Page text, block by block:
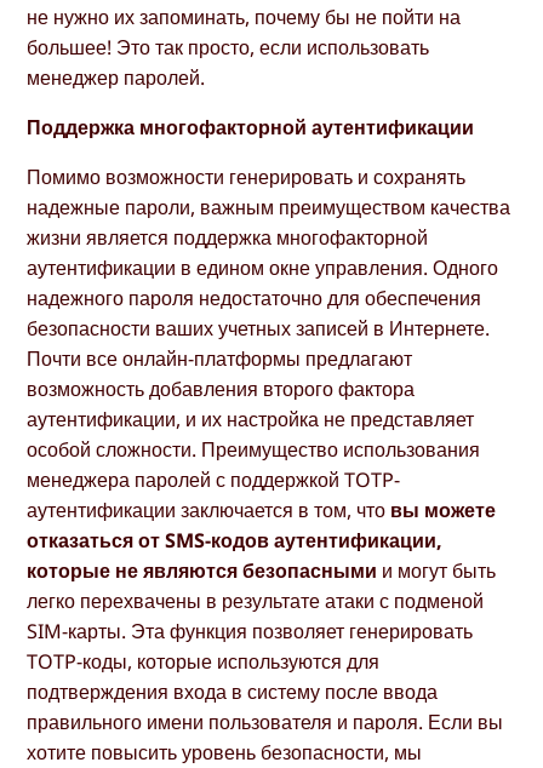
не нужно их запоминать, почему бы не пойти на
большее! Это так просто, если использовать
менеджер паролей.
Поддержка многофакторной аутентификации
Помимо возможности генерировать и сохранять
надежные пароли, важным преимуществом качества
жизни является поддержка многофакторной
аутентификации в едином окне управления. Одного
надежного пароля недостаточно для обеспечения
безопасности ваших учетных записей в Интернете.
Почти все онлайн-платформы предлагают
возможность добавления второго фактора
аутентификации, и их настройка не представляет
особой сложности. Преимущество использования
менеджера паролей с поддержкой TOTP-
аутентификации заключается в том, что вы можете
отказаться от SMS-кодов аутентификации,
которые не являются безопасными и могут быть
легко перехвачены в результате атаки с подменой
SIM-карты. Эта функция позволяет генерировать
TOTP-коды, которые используются для
подтверждения входа в систему после ввода
правильного имени пользователя и пароля. Если вы
хотите повысить уровень безопасности, мы